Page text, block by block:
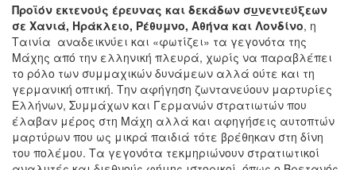
Προϊόν εκτενούς έρευνας και δεκάδων συνεντεύξεων
σε Χανιά, Ηράκλειο, Ρέθυμνο, Αθήνα και Λονδίνο, η
Ταινία αναδεικνύει και «φωτίζει» τα γεγονότα της
Μάχης από την ελληνική πλευρά, χωρίς να παραβλέπει
το ρόλο των συμμαχικών δυνάμεων αλλά ούτε και τη
γερμανική οπτική. Την αφήγηση ζωντανεύουν μαρτυρίες
Ελλήνων, Συμμάχων και Γερμανών στρατιωτών που
έλαβαν μέρος στη Μάχη αλλά και αφηγήσεις αυτοπτών
μαρτύρων που ως μικρά παιδιά τότε βρέθηκαν στη δίνη
του πολέμου. Τα γεγονότα τεκμηριώνουν στρατιωτικοί